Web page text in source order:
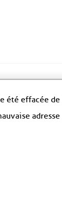
été effacée
adresse